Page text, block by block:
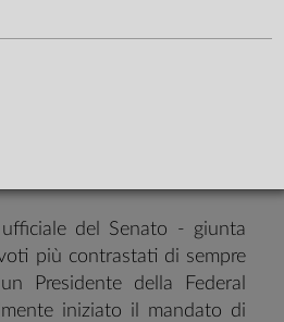
ampio sostegno
del Senato - giunta
più contrastati di sempre
Presidente della Federal
iniziato il mandato di